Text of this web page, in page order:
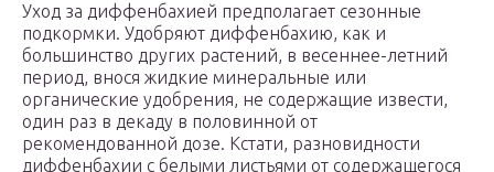
Уход за диффенбахией предполагает сезонные
подкормки. Удобряют диффенбахию, как и
большинство других растений, в весеннее-летний
период, внося жидкие минеральные или
органические удобрения, не содержащие извести,
один раз в декаду в половинной от
рекомендованной дозе. Кстати, разновидности
диффенбахии с белыми листьями от содержащегося